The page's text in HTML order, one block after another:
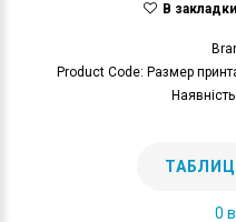
В закладки
Product Code: Размер
0